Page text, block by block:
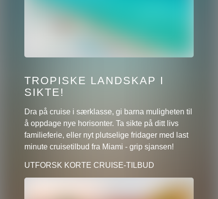
TROPISKE LANDSKAP I
SIKTE!
Dra på cruise i særklasse, gi barna muligheten til
å oppdage nye horisonter. Ta sikte på ditt livs
familieferie, eller nyt plutselige fridager med last
minute cruisetilbud fra Miami - grip sjansen!
UTFORSK KORTE CRUISE-TILBUD